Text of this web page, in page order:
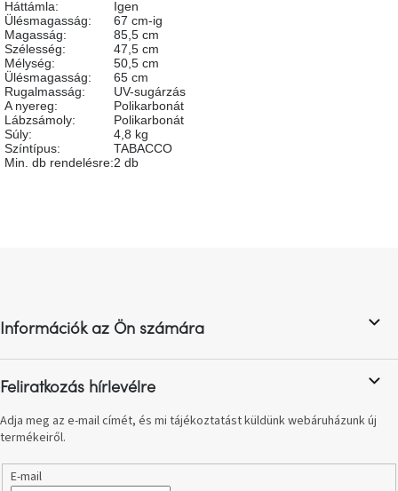
Egy
étkező,
amely
szórakoztat!
A
8.
születésnap
megünneplése
e-
Formwood
kollekció
Most
Háttámla:
Igen
Ülésmagasság:
67 cm-ig
Magasság:
85,5 cm
Szélesség:
47,5 cm
Mélység:
50,5 cm
Ülésmagasság:
65 cm
Rugalmasság:
UV-sugárzás
A nyereg:
Polikarbonát
Lábzsámoly:
Polikarbonát
Súly:
4,8 kg
Színtípus:
TABACCO
Min. db rendelésre:2 db
é
c
Információk az Ön számára
Feliratkozás hírlevélre
Adja meg az e-mail címét, és mi tájékoztatást küldünk webáruházunk új
termékeiről.
E-mail